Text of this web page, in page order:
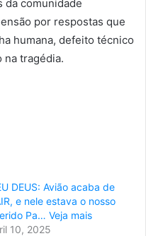
da comunidade
por respostas que
humana, defeito técnico
tragédia.
DEUS: Avião acaba de
e nele estava o nosso
Pa… Veja mais
10, 2025